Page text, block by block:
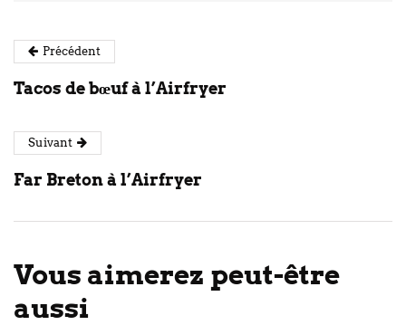
Précédent
Tacos de bœuf à l’Airfryer
Suivant
Far Breton à l’Airfryer
Vous aimerez peut-être
aussi